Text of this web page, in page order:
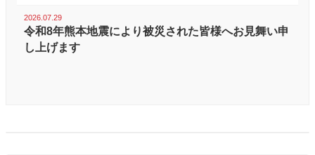
2026.07.29
令和8年熊本地震により被災された皆様へお見舞い申
し上げます